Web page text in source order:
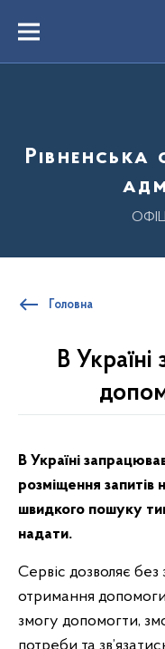
вмістуMenu
Головна
В
В Україні
розміщення запитів
швидкого пошуку
надати.
Сервіс дозволяє
отримання
змогу допомогти,